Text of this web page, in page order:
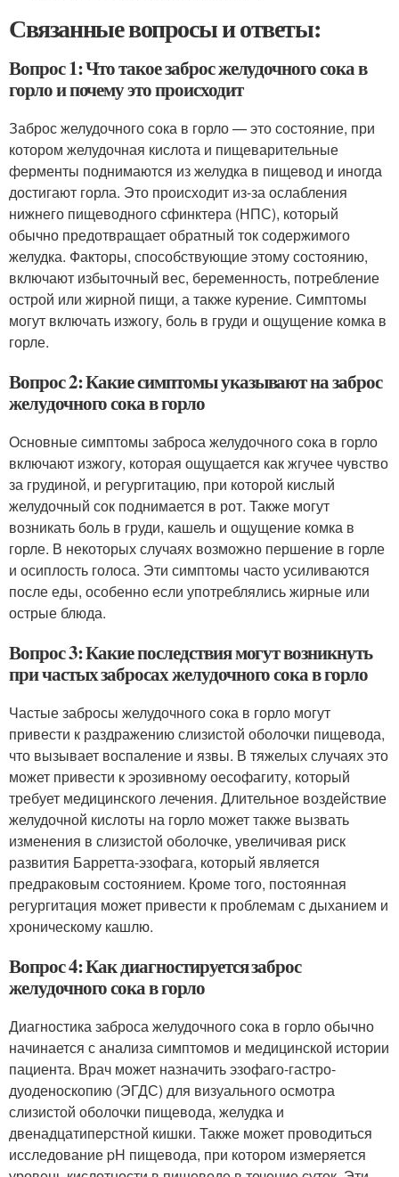
Связанные вопросы и ответы:
Вопрос 1: Что такое заброс желудочного сока в
горло и почему это происходит
Заброс желудочного сока в горло — это состояние, при
котором желудочная кислота и пищеварительные
ферменты поднимаются из желудка в пищевод и иногда
достигают горла. Это происходит из-за ослабления
нижнего пищеводного сфинктера (НПС), который
обычно предотвращает обратный ток содержимого
желудка. Факторы, способствующие этому состоянию,
включают избыточный вес, беременность, потребление
острой или жирной пищи, а также курение. Симптомы
могут включать изжогу, боль в груди и ощущение комка в
горле.
Вопрос 2: Какие симптомы указывают на заброс
желудочного сока в горло
Основные симптомы заброса желудочного сока в горло
включают изжогу, которая ощущается как жгучее чувство
за грудиной, и регургитацию, при которой кислый
желудочный сок поднимается в рот. Также могут
возникать боль в груди, кашель и ощущение комка в
горле. В некоторых случаях возможно першение в горле
и осиплость голоса. Эти симптомы часто усиливаются
после еды, особенно если употреблялись жирные или
острые блюда.
Вопрос 3: Какие последствия могут возникнуть
при частых забросах желудочного сока в горло
Частые забросы желудочного сока в горло могут
привести к раздражению слизистой оболочки пищевода,
что вызывает воспаление и язвы. В тяжелых случаях это
может привести к эрозивному оесофагиту, который
требует медицинского лечения. Длительное воздействие
желудочной кислоты на горло может также вызвать
изменения в слизистой оболочке, увеличивая риск
развития Барретта-эзофага, который является
предраковым состоянием. Кроме того, постоянная
регургитация может привести к проблемам с дыханием и
хроническому кашлю.
Вопрос 4: Как диагностируется заброс
желудочного сока в горло
Диагностика заброса желудочного сока в горло обычно
начинается с анализа симптомов и медицинской истории
пациента. Врач может назначить эзофаго-гастро-
дуоденоскопию (ЭГДС) для визуального осмотра
слизистой оболочки пищевода, желудка и
двенадцатиперстной кишки. Также может проводиться
исследование pH пищевода, при котором измеряется